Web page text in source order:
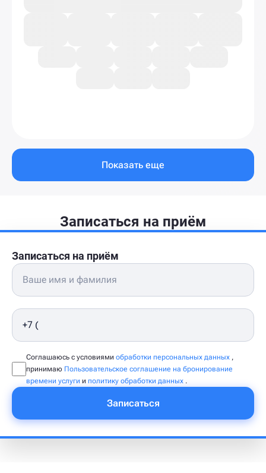
Показать еще
Записаться на приём
Записаться на приём
Соглашаюсь с условиями обработки персональных данных ,
принимаю Пользовательское соглашение на бронирование
времени услуги и политику обработки данных .
Записаться